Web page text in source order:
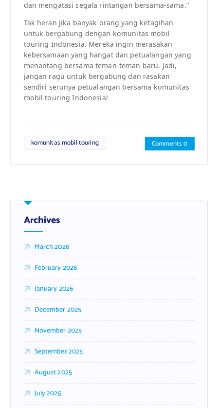
dan mengatasi segala rintangan bersama-sama.”
Tak heran jika banyak orang yang ketagihan
untuk bergabung dengan komunitas mobil
touring Indonesia. Mereka ingin merasakan
kebersamaan yang hangat dan petualangan yang
menantang bersama teman-teman baru. Jadi,
jangan ragu untuk bergabung dan rasakan
sendiri serunya petualangan bersama komunitas
mobil touring Indonesia!
komunitas mobil touring Comments 0
Archives
March 2026
February 2026
January 2026
December 2025
November 2025
September 2025
August 2025
July 2025